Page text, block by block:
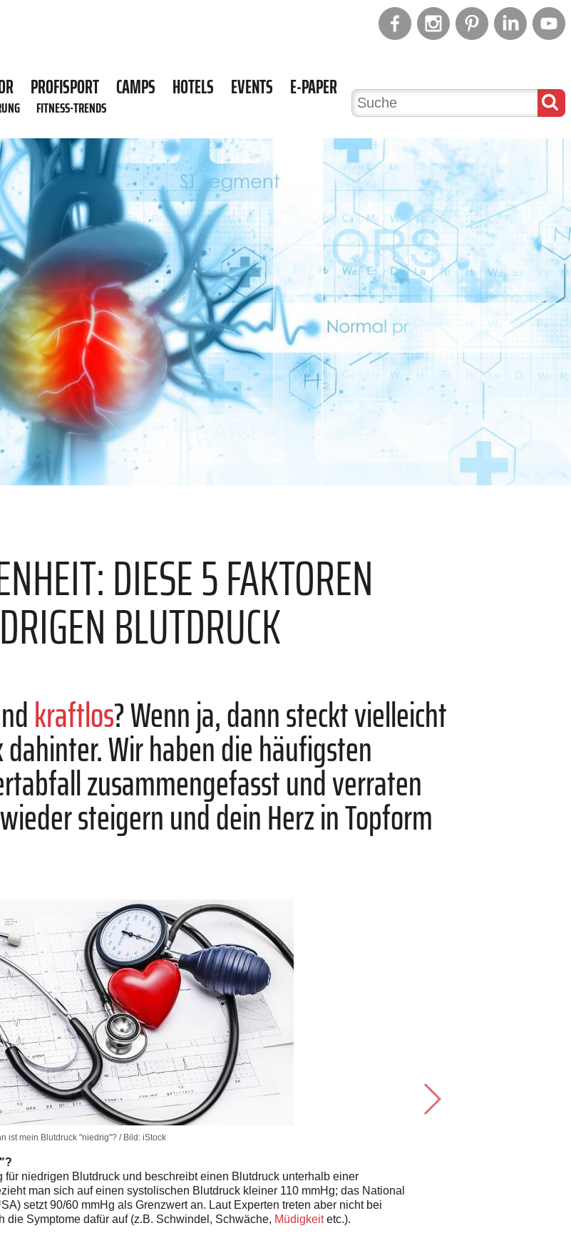
PROFISPORT CAMPS HOTELS EVENTS E-PAPER
FITNESS-TRENDS
DIESE 5 FAKTOREN
BLUTDRUCK
kraftlos? Wenn ja, dann steckt vielleicht
Wir haben die häufigsten
zusammengefasst und verraten
steigern und dein Herz in Topform
ist mein Blutdruck "niedrig"? / Bild: iStock
niedrigen Blutdruck und beschreibt einen Blutdruck unterhalb einer
man sich auf einen systolischen Blutdruck kleiner 110 mmHg; das National
setzt 90/60 mmHg als Grenzwert an. Laut Experten treten aber nicht bei
Symptome dafür auf (z.B. Schwindel, Schwäche, Müdigkeitetc.).